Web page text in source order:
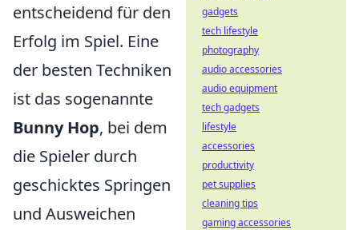
entscheidend für den
Erfolg im Spiel. Eine
der besten Techniken
ist das sogenannte
Bunny Hop, bei dem
die Spieler durch
geschicktes Springen
und Ausweichen
gadgets
tech lifestyle
photography
audio accessories
audio equipment
tech gadgets
lifestyle
accessories
productivity
pet supplies
cleaning tips
gaming accessories